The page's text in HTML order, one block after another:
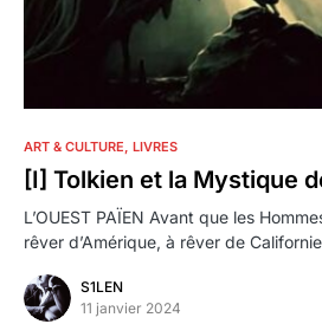
ART & CULTURE LIVRES
[I] Tolkien et la Mystique
L’OUEST PAÏEN Avant que les
rêver d’Amérique, à rêver de
S1LEN
11 janvier 2024